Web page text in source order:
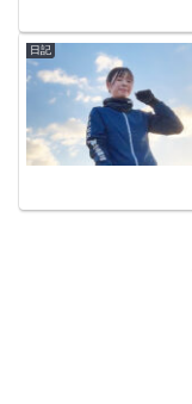
日記